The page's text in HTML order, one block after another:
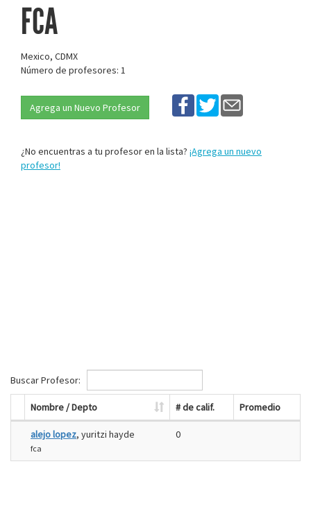
FCA
Mexico, CDMX
Número de profesores: 1
Agrega un Nuevo Profesor
¿No encuentras a tu profesor en la lista? ¡Agrega un nuevo
profesor!
Buscar Profesor:
Nombre / Depto # de calif. Promedio
alejo lopez, yuritzi hayde
fca
0